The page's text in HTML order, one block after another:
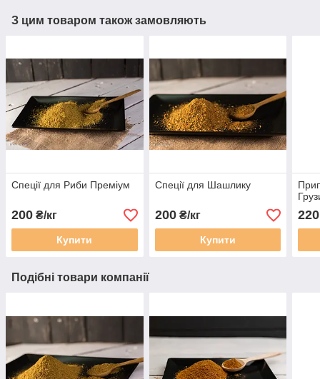
З цим товаром також замовляють
Спеції для Риби Преміум
200 ₴/кг
Купити
Спеції для Шашлику
200₴/кг
Купити
220
Подібні товари компанії